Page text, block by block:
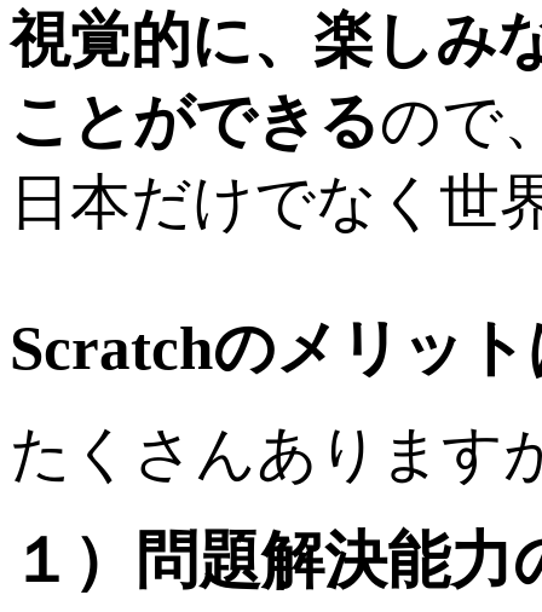
視覚的に、楽しみ
ことができるので
日本だけでなく世
Scratchのメリッ
たくさんあります
１）問題解決能力